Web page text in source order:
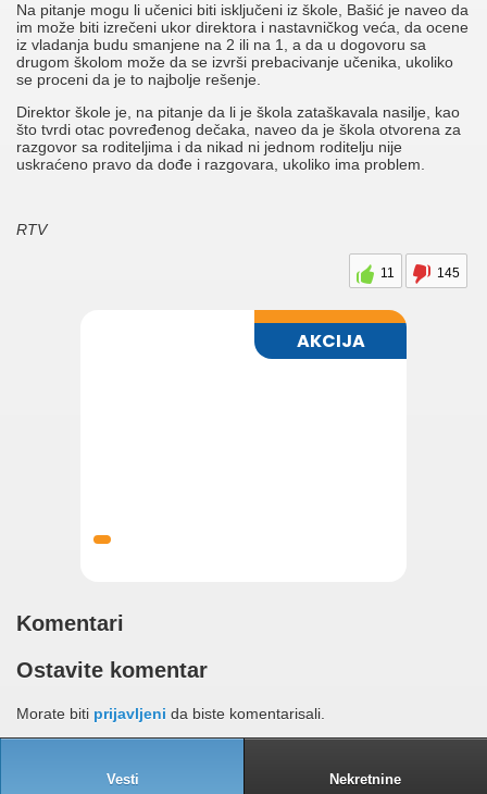
Na pitanje mogu li učenici biti isključeni iz škole, Bašić je naveo da
im može biti izrečeni ukor direktora i nastavničkog veća, da ocene
iz vladanja budu smanjene na 2 ili na 1, a da u dogovoru sa
drugom školom može da se izvrši prebacivanje učenika, ukoliko
se proceni da je to najbolje rešenje.
Direktor škole je, na pitanje da li je škola zataškavala nasilje, kao
što tvrdi otac povređenog dečaka, naveo da je škola otvorena za
razgovor sa roditeljima i da nikad ni jednom roditelju nije
uskraćeno pravo da dođe i razgovara, ukoliko ima problem.
RTV
11 145
Komentari
Ostavite komentar
Morate biti prijavljeni da biste komentarisali.
Vesti Nekretnine